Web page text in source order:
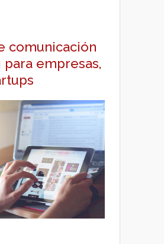
comunicación
para empresas,